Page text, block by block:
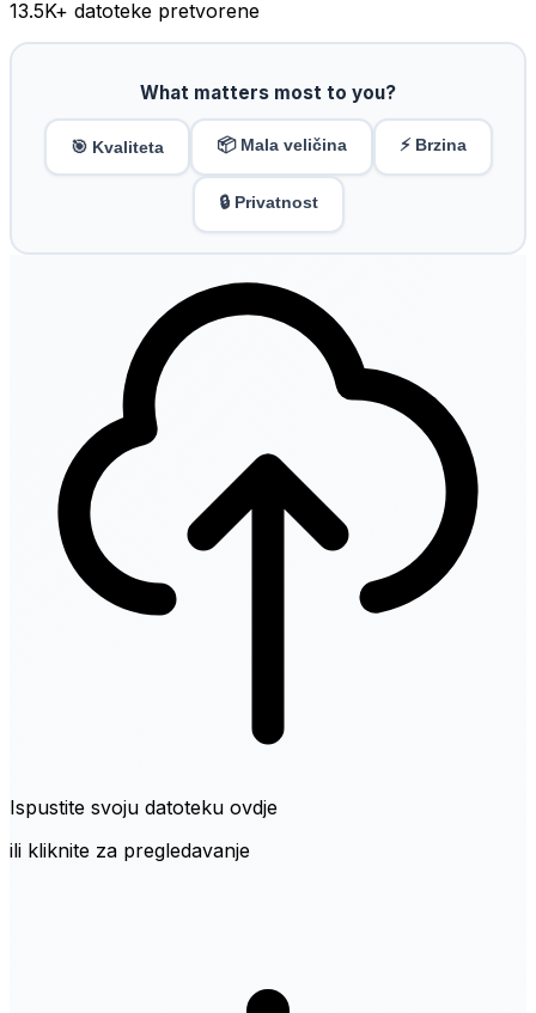
13.5K+ datoteke pretvorene
What matters most to you?
🎯 Kvaliteta 📦 Mala veličina ⚡ Brzina
🔒 Privatnost
Ispustite svoju datoteku ovdje
ili kliknite za pregledavanje